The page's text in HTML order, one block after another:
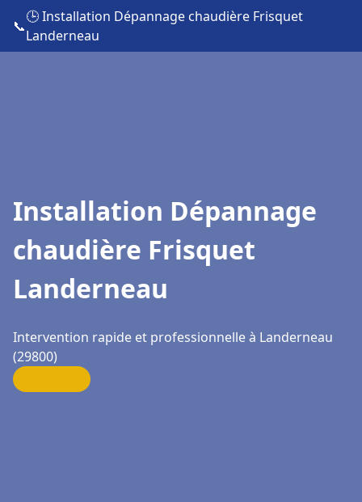
📞
🕒 Installation Dépannage chaudière Frisquet
Landerneau
Installation Dépannage
chaudière Frisquet
Landerneau
Intervention rapide et professionnelle à Landerneau
(29800)